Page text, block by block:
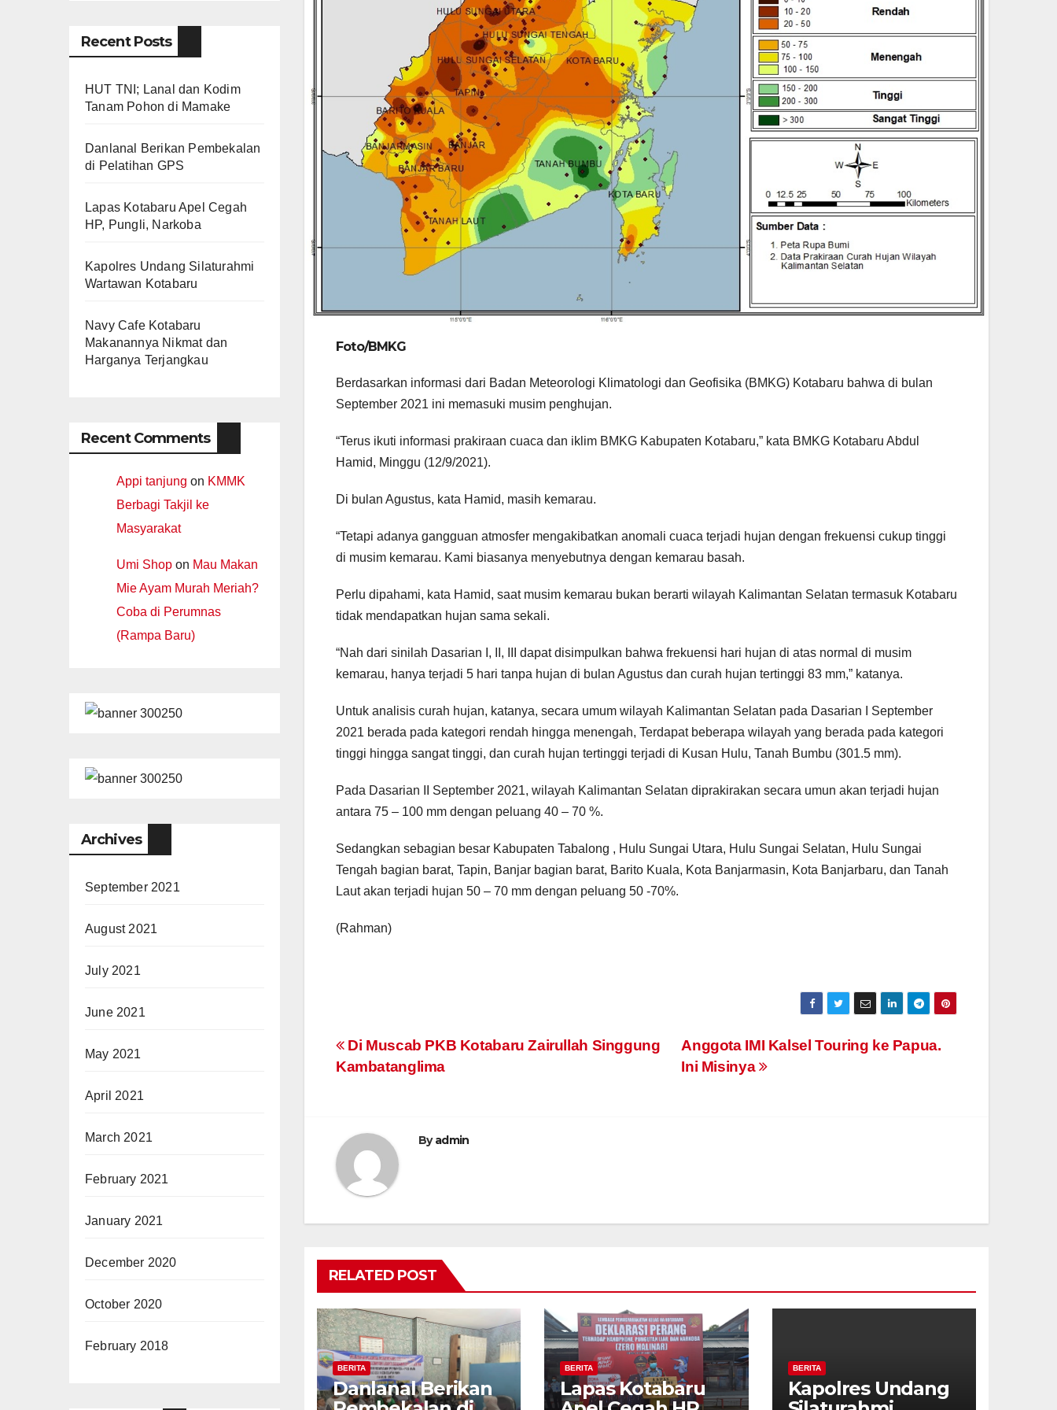
Recent Posts
HUT TNI; Lanal dan Kodim
Tanam Pohon di Mamake
Danlanal Berikan Pembekalan
di Pelatihan GPS
Lapas Kotabaru Apel Cegah
HP, Pungli, Narkoba
Kapolres Undang Silaturahmi
Wartawan Kotabaru
Navy Cafe Kotabaru
Makanannya Nikmat dan
Harganya Terjangkau
Recent Comments
Appi tanjung on KMMK
Berbagi Takjil ke
Masyarakat
Umi Shop on Mau Makan
Mie Ayam Murah Meriah?
Coba di Perumnas
(Rampa Baru)
Archives
September 2021
August 2021
July 2021
June 2021
May 2021
April 2021
March 2021
February 2021
January 2021
December 2020
October 2020
February 2018
Foto/BMKG
Berdasarkan informasi dari Badan Meteorologi Klimatologi dan Geofisika (BMKG) Kotabaru bahwa di bulan
September 2021 ini memasuki musim penghujan.
“Terus ikuti informasi prakiraan cuaca dan iklim BMKG Kabupaten Kotabaru,” kata BMKG Kotabaru Abdul
Hamid, Minggu (12/9/2021).
Di bulan Agustus, kata Hamid, masih kemarau.
“Tetapi adanya gangguan atmosfer mengakibatkan anomali cuaca terjadi hujan dengan frekuensi cukup tinggi
di musim kemarau. Kami biasanya menyebutnya dengan kemarau basah.
Perlu dipahami, kata Hamid, saat musim kemarau bukan berarti wilayah Kalimantan Selatan termasuk Kotabaru
tidak mendapatkan hujan sama sekali.
“Nah dari sinilah Dasarian I, II, III dapat disimpulkan bahwa frekuensi hari hujan di atas normal di musim
kemarau, hanya terjadi 5 hari tanpa hujan di bulan Agustus dan curah hujan tertinggi 83 mm,” katanya.
Untuk analisis curah hujan, katanya, secara umum wilayah Kalimantan Selatan pada Dasarian I September
2021 berada pada kategori rendah hingga menengah, Terdapat beberapa wilayah yang berada pada kategori
tinggi hingga sangat tinggi, dan curah hujan tertinggi terjadi di Kusan Hulu, Tanah Bumbu (301.5 mm).
Pada Dasarian II September 2021, wilayah Kalimantan Selatan diprakirakan secara umun akan terjadi hujan
antara 75 – 100 mm dengan peluang 40 – 70 %.
Sedangkan sebagian besar Kabupaten Tabalong , Hulu Sungai Utara, Hulu Sungai Selatan, Hulu Sungai
Tengah bagian barat, Tapin, Banjar bagian barat, Barito Kuala, Kota Banjarmasin, Kota Banjarbaru, dan Tanah
Laut akan terjadi hujan 50 – 70 mm dengan peluang 50 -70%.
(Rahman)
Post
navigation
Anggota IMI Kalsel Touring ke Papua.
Ini Misinya
Di Muscab PKB Kotabaru Zairullah Singgung
Kambatanglima
Byadmin
RELATED POST
BERITA
Danlanal Berikan
BERITA
Lapas Kotabaru
BERITA
Kapolres Undang